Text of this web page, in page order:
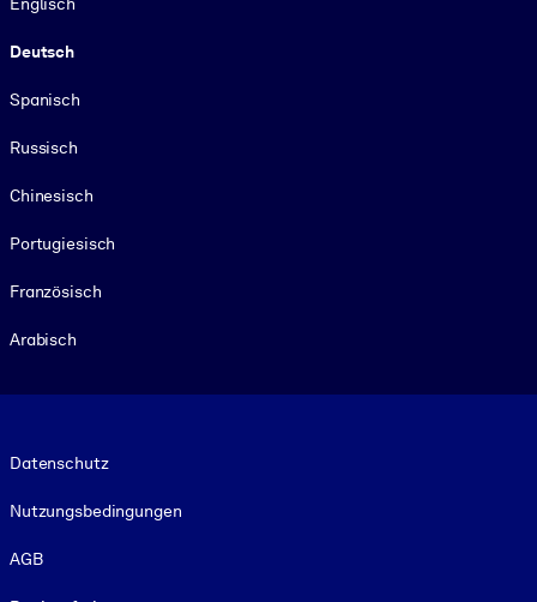
Deutsch
Spanisch
Russisch
Chinesisch
Portugiesisch
Französisch
Arabisch
Datenschutz
Nutzungsbedingungen
AGB